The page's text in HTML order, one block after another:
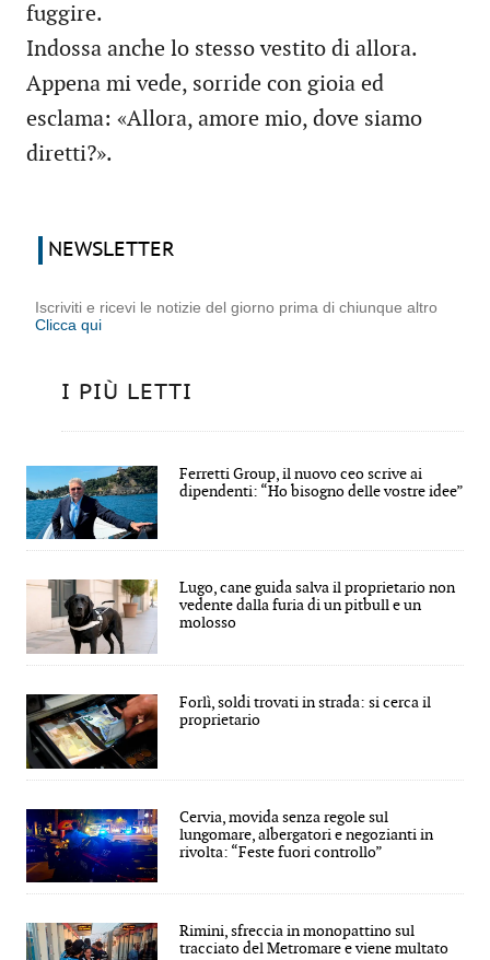
fuggire.
Indossa anche lo stesso vestito di allora.
Appena mi vede, sorride con gioia ed
esclama: «Allora, amore mio, dove siamo
diretti?».
NEWSLETTER
Iscriviti e ricevi le notizie del giorno prima di chiunque altro
Clicca qui
I PIÙ LETTI
Ferretti Group, il nuovo ceo scrive ai
dipendenti: “Ho bisogno delle vostre idee”
Lugo, cane guida salva il proprietario non
vedente dalla furia di un pitbull e un
molosso
Forlì, soldi trovati in strada: si cerca il
proprietario
Cervia, movida senza regole sul
lungomare, albergatori e negozianti in
rivolta: “Feste fuori controllo”
Rimini, sfreccia in monopattino sul
tracciato del Metromare e viene multato